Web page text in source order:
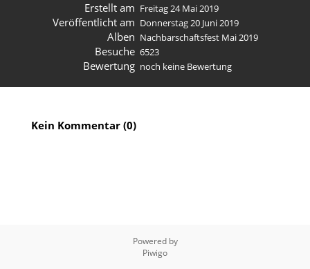
Erstellt am Freitag 24 Mai 2019
Veröffentlicht am Donnerstag 20 Juni 2019
Alben Nachbarschaftsfest Mai 2019
Besuche 6523
Bewertung noch keine Bewertung
Kein Kommentar (0)
Powered by
Piwigo